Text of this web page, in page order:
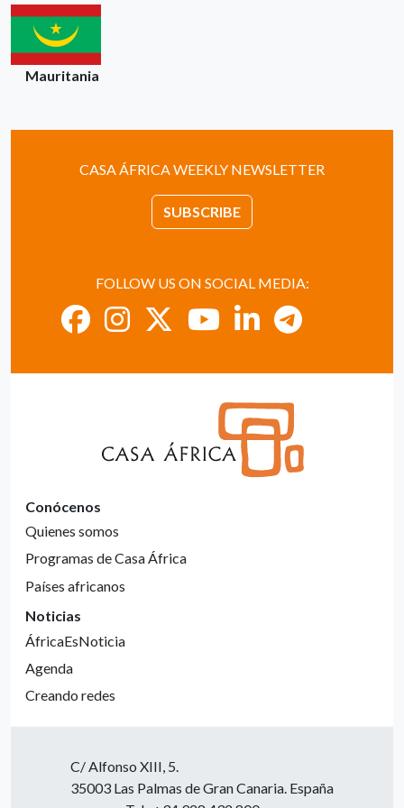
Mauritania
CASA ÁFRICA WEEKLY NEWSLETTER
SUBSCRIBE
FOLLOW US ON SOCIAL MEDIA:
Conócenos
Quienes somos
Programas de Casa África
Países africanos
Noticias
ÁfricaEsNoticia
Agenda
Creando redes
C/ Alfonso XIII, 5.
35003 Las Palmas de Gran Canaria. España